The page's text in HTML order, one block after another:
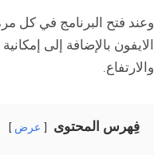
وعند فتح البرنامج في كل
والارتفاع.
فِهرس المحتوى عرض